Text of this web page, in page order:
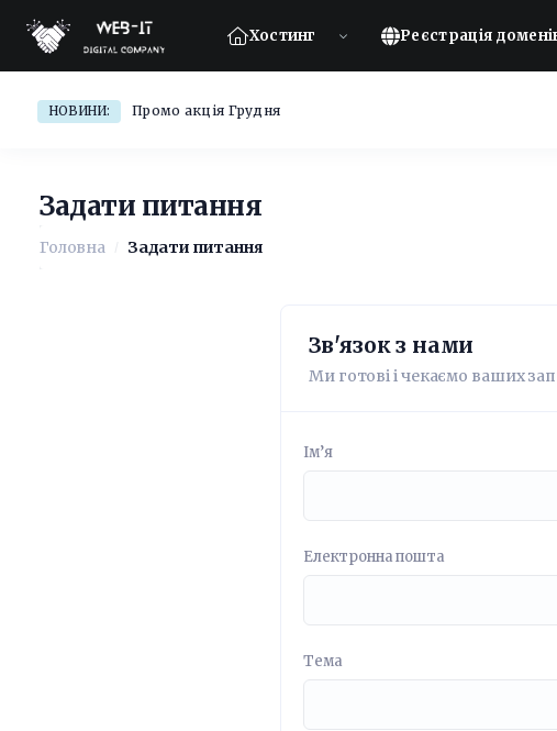
НОВИНИ: Промо акція Грудня
Хостинг Реєстрація
Задати питання
Головна Задати питання
Зв'язок з нами
Ми готові і чекаємо ваших
Ім’я
Електронна пошта
Тема